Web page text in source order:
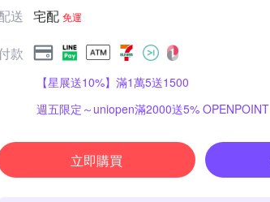
送
宅配 免運
款
【星展送10%】滿1萬5送1500
週五限定～uniopen滿2000送5% OPENPOINT
立即購買